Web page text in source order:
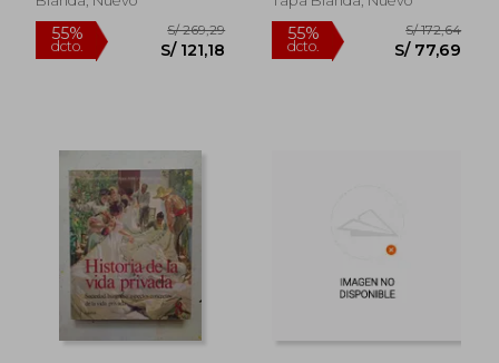
55%
dcto. S/ 71,61